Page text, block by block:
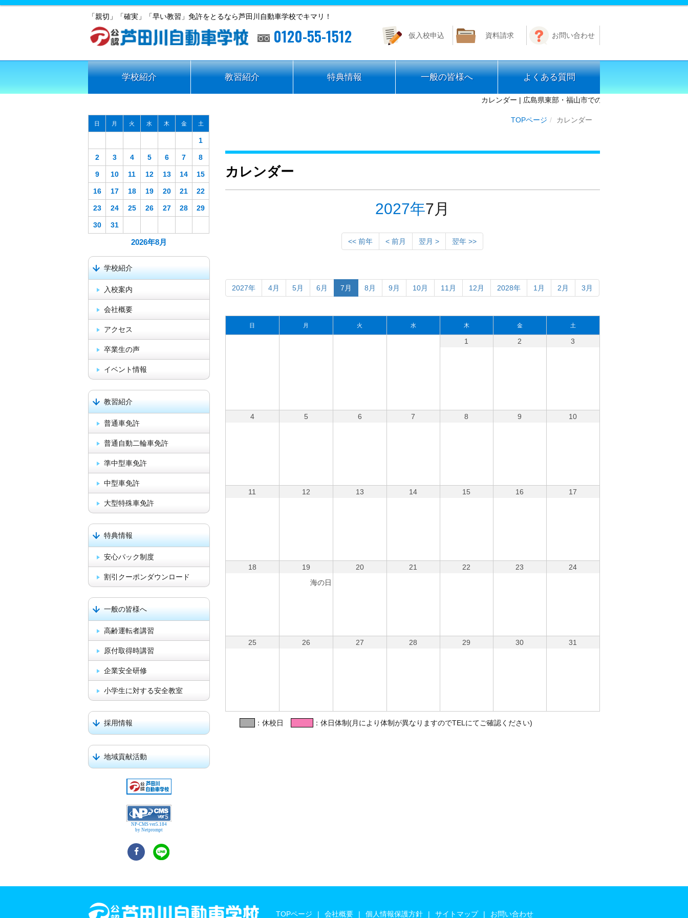
「親切」「確実」「早い教習」免許をとるなら芦田川自動車学校でキマリ！
0120-55-1512 仮入校申込 資料請求 お問い合わせ
学校紹介 教習紹介 特典情報 一般の皆様へ よくある質問
カレンダー | 広島県東部・福山市での免許取得なら公認 芦田川自
TOPページ カレンダー
カレンダー
2027年7月
<< 前年 < 前月 翌月 > 翌年 >>
2027年 4月 5月 6月 7月 8月 9月 10月 11月 12月 2028年 1月 2月 3月
日 月 火 水 木 金 土
1 2 3
4 5 6 7 8 9 10
11 12 13 14 15 16 17
18
19
海の日
20 21 22 23 24
25 26 27 28 29 30 31
：休校日 ：休日体制(月により体制が異なりますのでTELにてご確認ください)
日 月 火 水 木 金 土
1
2 3 4 5 6 7 8
9 10 11 12 13 14 15
16 17 18 19 20 21 22
23 24 25 26 27 28 29
30 31
2026年8月
学校紹介
入校案内
会社概要
アクセス
卒業生の声
イベント情報
教習紹介
普通車免許
普通自動二輪車免許
準中型車免許
中型車免許
大型特殊車免許
特典情報
安心パック制度
割引クーポンダウンロード
一般の皆様へ
高齢運転者講習
原付取得時講習
企業安全研修
小学生に対する安全教室
採用情報
地域貢献活動
NP-CMS ver5.184
by Netprompt
TOPページ 会社概要 個人情報保護方針 サイトマップ お問い合わせ